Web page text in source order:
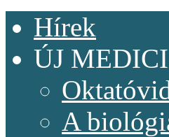
Hírek
ÚJ
A